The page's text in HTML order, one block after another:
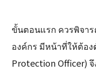
ขั้นตอนแรก ควรพิจา
องค์กร มีหน้าที่ให้ต้อ
Protection Officer)